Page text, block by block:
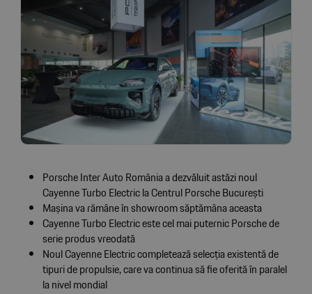
Porsche Inter Auto România a dezvăluit astăzi noul
Cayenne Turbo Electric la Centrul Porsche București
Mașina va rămâne în showroom săptămâna aceasta
Cayenne Turbo Electric este cel mai puternic Porsche de
serie produs vreodată
Noul Cayenne Electric completează selecția existentă de
tipuri de propulsie, care va continua să fie oferită în paralel
la nivel mondial